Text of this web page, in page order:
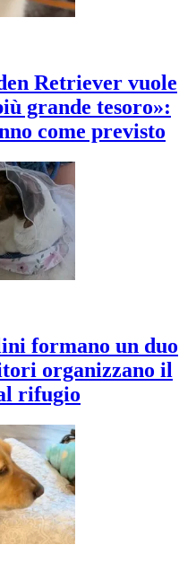
Retriever vuole
grande tesoro»:
come previsto
formano un duo
organizzano il
rifugio